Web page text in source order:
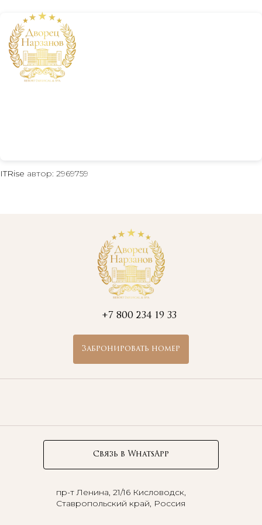
ITRise автор: 2969759
+7 800 234 19 33
Забронировать номер
Связь в WhatsApp
пр-т Ленина, 21/16 Кисловодск,
Ставропольский край, Россия